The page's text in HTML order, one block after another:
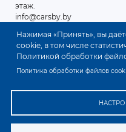
Нажимая «Принять», вы
cookie, в том числе
Политикой обработки
Политика обработки файлов
этаж.
info@carsby.by